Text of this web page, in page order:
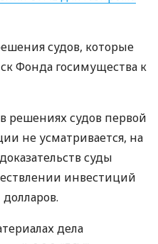
судов, которые
Фонда госимущества к
решениях судов первой
не усматривается, на
суды
инвестиций
дела